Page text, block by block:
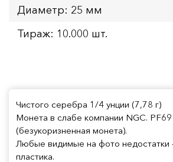
Диаметр: 25 мм
Тираж: 10.000 шт.
Чистого серебра 1/4 унции (7,78 г)
Монета в слабе компании NGC.
(безукоризненная монета).
Любые видимые на фото недостатки
пластика.